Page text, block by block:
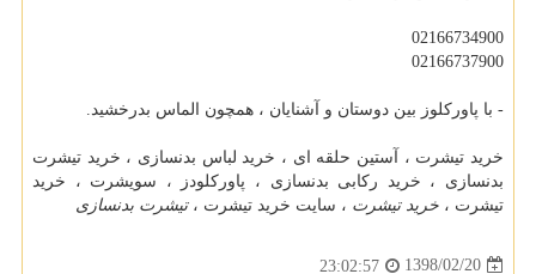
02166734900
02166737900
- با پاورکلوز بین دوستان و آشنایان ، همچون الماس بدرخشید.
خرید تیشرت ، آستین حلقه ای ، خرید لباس بدنسازی ، خرید تیشرت
بدنسازی ، خرید رکابی بدنسازی ، پاورکلودز ، سویشرت ، خرید
تیشرت ، خرید تیشرت ، سایت خرید تیشرت ،تیشرت بدنسازی
1398/02/20
23:02:57